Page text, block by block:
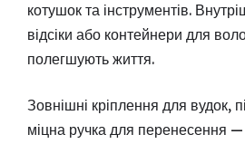
котушок та інструментів.
відсіки або контейнери для
полегшують життя.
Зовнішні кріплення для вудок,
міцна ручка для перенесення —